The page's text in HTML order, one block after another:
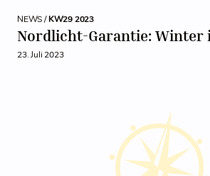
NEWS /KW29 2023
Nordlicht-Garantie: Winter
23. Juli 2023